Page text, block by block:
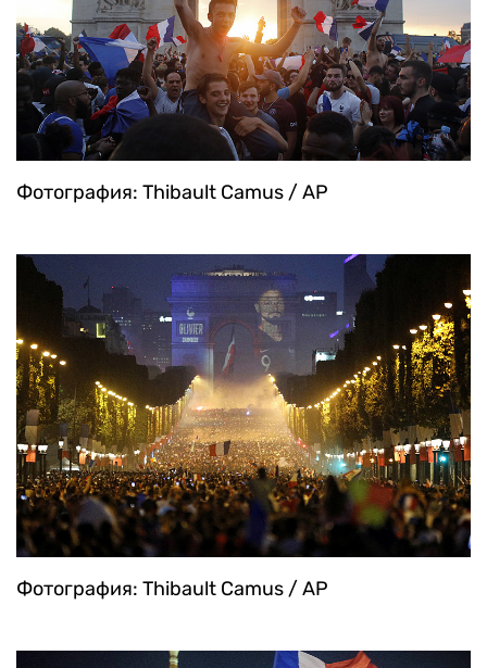
Фотография: Thibault Camus / AP
Фотография: Thibault Camus / AP